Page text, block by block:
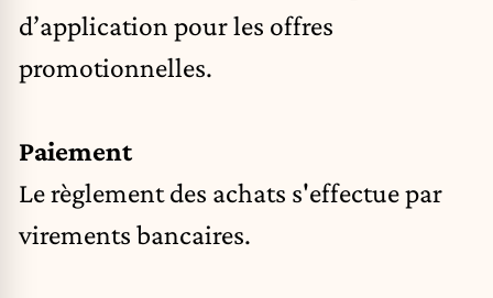
d’application pour les offres
promotionnelles.
Paiement
Le règlement des achats s'effectue par
virements bancaires.